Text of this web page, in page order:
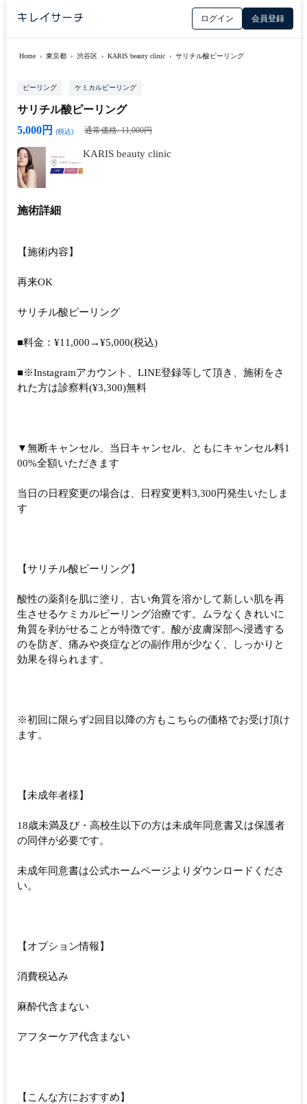
ログイン 会員登録
Home › 東京都 › 渋谷区 › KARIS beauty clinic › サリチル酸ピーリング
ピーリング ケミカルピーリング
サリチル酸ピーリング
5,000円
(税込) 通常価格: 11,000円
KARIS beauty clinic
施術詳細
【施術内容】
再来OK
サリチル酸ピーリング
■料金：¥11,000→¥5,000(税込)
■※Instagramアカウント、LINE登録等して頂き、施術をさ
れた方は診察料(¥3,300)無料
▼無断キャンセル、当日キャンセル、ともにキャンセル料1
00%全額いただきます
当日の日程変更の場合は、日程変更料3,300円発生いたしま
す
【サリチル酸ピーリング】
酸性の薬剤を肌に塗り、古い角質を溶かして新しい肌を再
生させるケミカルピーリング治療です。ムラなくきれいに
角質を剥がせることが特徴です。酸が皮膚深部へ浸透する
のを防ぎ、痛みや炎症などの副作用が少なく、しっかりと
効果を得られます。
※初回に限らず2回目以降の方もこちらの価格でお受け頂け
ます。
【未成年者様】
18歳未満及び・高校生以下の方は未成年同意書又は保護者
の同伴が必要です。
未成年同意書は公式ホームページよりダウンロードくださ
い。
【オプション情報】
消費税込み
麻酔代含まない
アフターケア代含まない
【こんな方におすすめ】